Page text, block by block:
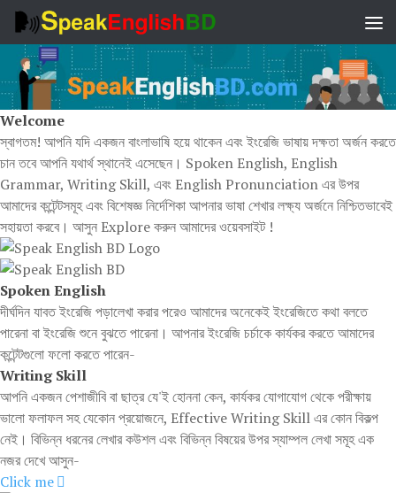
Skip to content
Welcome
স্বাগতম! আপনি যদি একজন বাংলাভাষি হয়ে থাকেন এবং ইংরেজি ভাষায় দক্ষতা অর্জন করতে
চান তবে আপনি যথার্থ স্থানেই এসেছেন। Spoken English, English
Grammar, Writing Skill, এবং English Pronunciation এর উপর
আমাদের কন্টেন্টসমূহ এবং বিশেষজ্ঞ নির্দেশিকা আপনার ভাষা শেখার লক্ষ্য অর্জনে নিশ্চিতভাবেই
সহায়তা করবে। আসুন Explore করুন আমাদের ওয়েবসাইট !
Spoken English
দীর্ঘদিন যাবত ইংরেজি পড়ালেখা করার পরেও আমাদের অনেকেই ইংরেজিতে কথা বলতে
পারেনা বা ইংরেজি শুনে বুঝতে পারেনা। আপনার ইংরেজি চর্চাকে কার্যকর করতে আমাদের
কন্টেন্টগুলো ফলো করতে পারেন-
Writing Skill
আপনি একজন পেশাজীবি বা ছাত্র যে'ই হোননা কেন, কার্যকর যোগাযোগ থেকে পরীক্ষায়
ভালো ফলাফল সহ যেকোন প্রয়োজনে, Effective Writing Skill এর কোন বিকল্প
নেই। বিভিন্ন ধরনের লেখার কউশল এবং বিভিন্ন বিষয়ের উপর স্যাম্পল লেখা সমূহ এক
নজর দেখে আসুন-
Click me